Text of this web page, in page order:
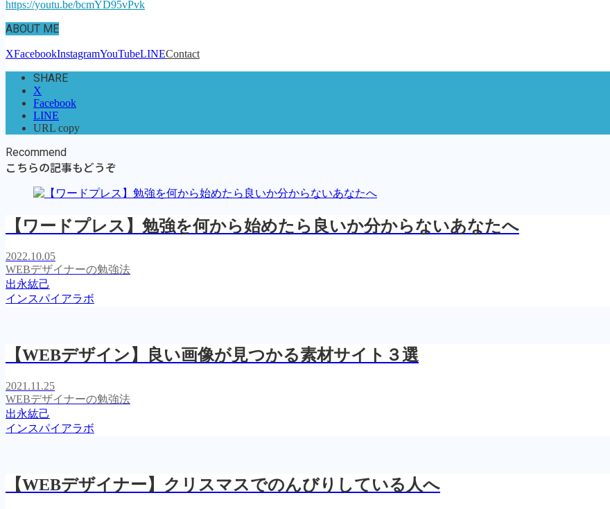
https://youtu.be/bcmYD95vPvk
ABOUT ME
XFacebookInstagramYouTubeLINEContact
SHARE
X
Facebook
LINE
URL copy
Recommend
こちらの記事もどうぞ
【ワードプレス】勉強を何から始めたら良いか分からないあなたへ
2022.10.05
WEBデザイナーの勉強法
出永紘己
インスパイアラボ
【WEBデザイン】良い画像が見つかる素材サイト３選
2021.11.25
WEBデザイナーの勉強法
出永紘己
インスパイアラボ
【WEBデザイナー】クリスマスでのんびりしている人へ